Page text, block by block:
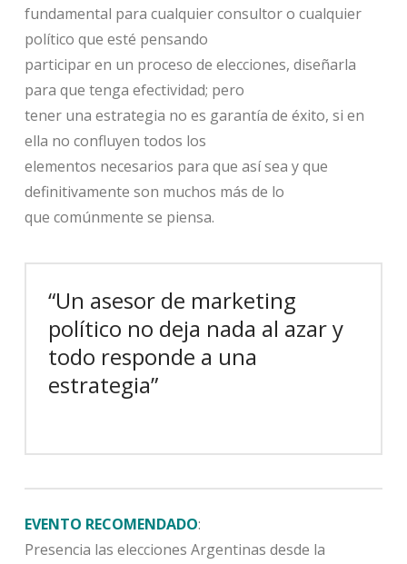
fundamental para cualquier consultor o cualquier
político que esté pensando
participar en un proceso de elecciones, diseñarla
para que tenga efectividad; pero
tener una estrategia no es garantía de éxito, si en
ella no confluyen todos los
elementos necesarios para que así sea y que
definitivamente son muchos más de lo
que comúnmente se piensa.
“Un asesor de marketing
político no deja nada al azar y
todo responde a una
estrategia”
EVENTO RECOMENDADO:
Presencia las elecciones Argentinas desde la